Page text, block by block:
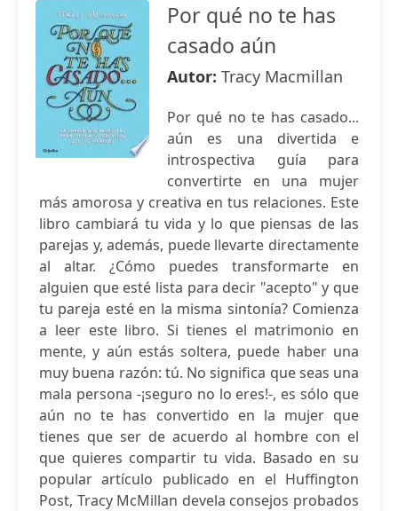
Por qué no te has
casado aún
Autor: Tracy Macmillan
Por qué no te has casado...
aún es una divertida e
introspectiva guía para
convertirte en una mujer
más amorosa y creativa en tus relaciones. Este
libro cambiará tu vida y lo que piensas de las
parejas y, además, puede llevarte directamente
al altar. ¿Cómo puedes transformarte en
alguien que esté lista para decir "acepto" y que
tu pareja esté en la misma sintonía? Comienza
a leer este libro. Si tienes el matrimonio en
mente, y aún estás soltera, puede haber una
muy buena razón: tú. No significa que seas una
mala persona -¡seguro no lo eres!-, es sólo que
aún no te has convertido en la mujer que
tienes que ser de acuerdo al hombre con el
que quieres compartir tu vida. Basado en su
popular artículo publicado en el Huffington
Post, Tracy McMillan devela consejos probados